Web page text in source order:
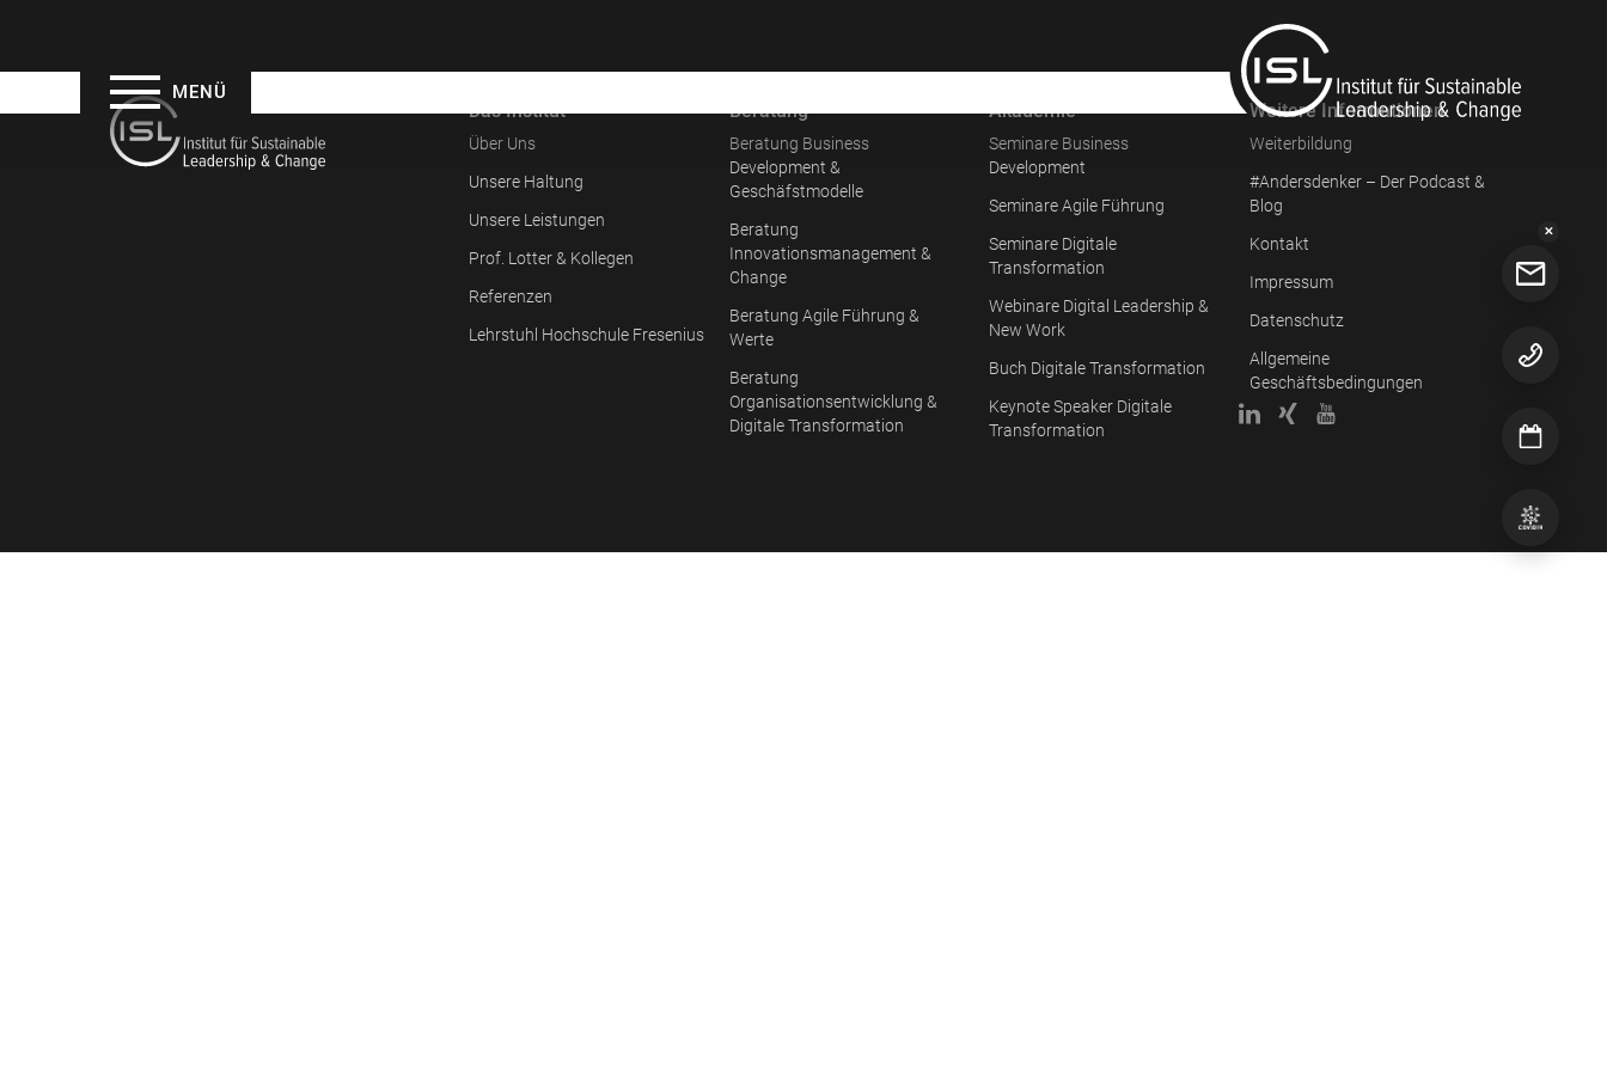
MENÜ
✕
Das Institut
Über Uns
Unsere Haltung
Unsere Leistungen
Prof. Lotter & Kollegen
Referenzen
Lehrstuhl Hochschule Fresenius
Beratung
Beratung Business
Development &
Geschäfstmodelle
Beratung
Innovationsmanagement &
Change
Beratung Agile Führung &
Werte
Beratung
Organisationsentwicklung &
Digitale Transformation
Akademie
Seminare Business
Development
Seminare Agile Führung
Seminare Digitale
Transformation
Webinare Digital Leadership &
New Work
Buch Digitale Transformation
Keynote Speaker Digitale
Transformation
Weitere Informationen
Weiterbildung
#Andersdenker – Der Podcast &
Blog
Kontakt
Impressum
Datenschutz
Allgemeine
Geschäftsbedingungen